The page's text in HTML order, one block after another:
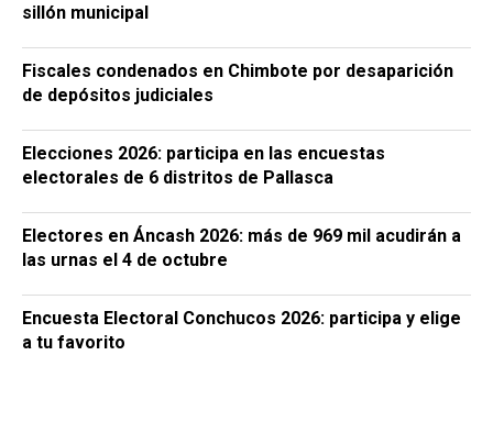
sillón municipal
Fiscales condenados en Chimbote por desaparición
de depósitos judiciales
Elecciones 2026: participa en las encuestas
electorales de 6 distritos de Pallasca
Electores en Áncash 2026: más de 969 mil acudirán a
las urnas el 4 de octubre
Encuesta Electoral Conchucos 2026: participa y elige
a tu favorito